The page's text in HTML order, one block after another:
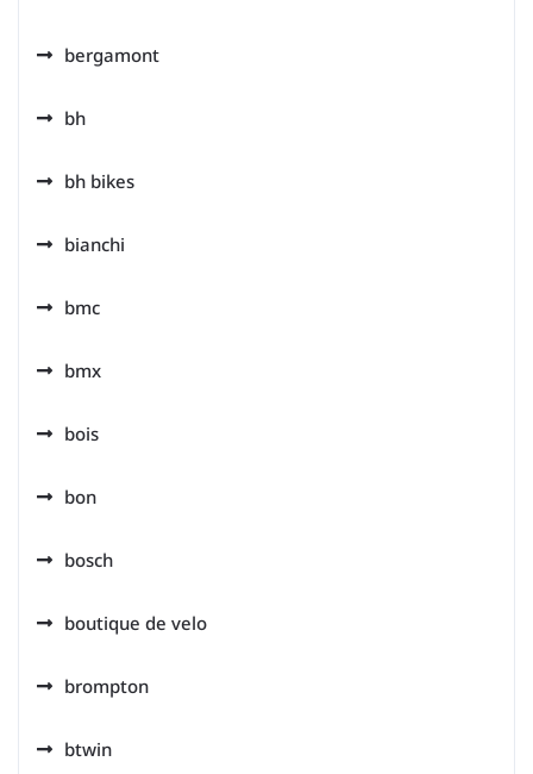
bergamont
bh
bh bikes
bianchi
bmc
bmx
bois
bon
bosch
boutique de velo
brompton
btwin